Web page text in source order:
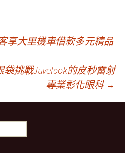
享大里機車借款多元精品
挑戰Juvelook的皮秒雷射
專業彰化眼科 →